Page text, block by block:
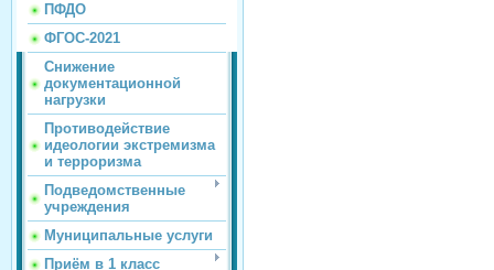
ПФДО
ФГОС-2021
Снижение
документационной
нагрузки
Противодействие
идеологии экстремизма
и терроризма
Подведомственные
учреждения
Муниципальные услуги
Приём в 1 класс